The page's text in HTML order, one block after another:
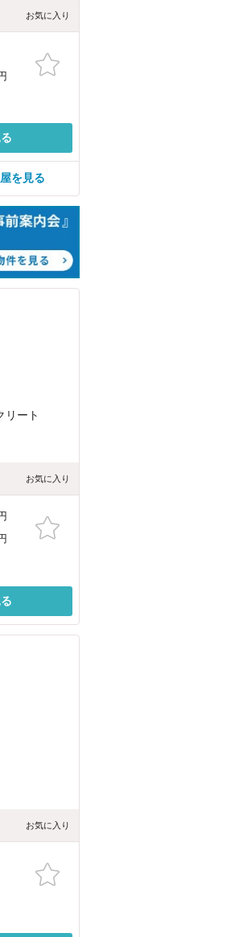
お気に入り
を見る
リート
お気に入り
お気に入り